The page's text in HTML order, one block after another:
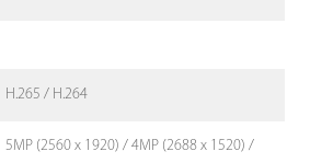
H.265 / H.264
5MP (2560 x 1920) / 4MP (2688 x 1520) /